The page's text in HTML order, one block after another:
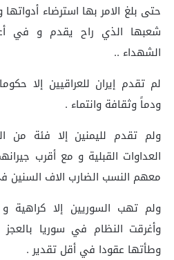
حتى بلغ الامر بها استرضاء
شعبها الذي راح يقدم و في
الشهداء ..
لم تقدم إيران للعراقيين إلا
ودماً وثقافة وانتماء .
ولم تقدم لليمنين إلا فئة من
العداوات القبلية و مع أقرب
معهم النسب الضارب الاف السنين
ولم تهب السوريين إلا كراهية و
وأغرقت النظام في سوريا
وطأتها عقودا في أقل تقدير .